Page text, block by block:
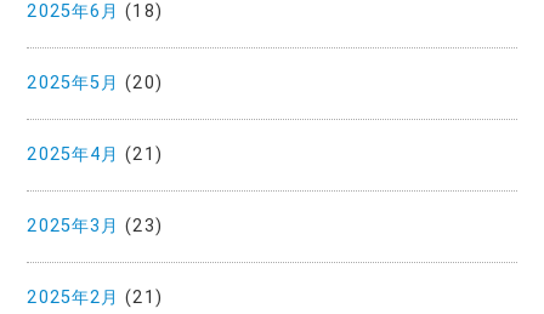
2025年6月 (18)
2025年5月 (20)
2025年4月 (21)
2025年3月 (23)
2025年2月 (21)